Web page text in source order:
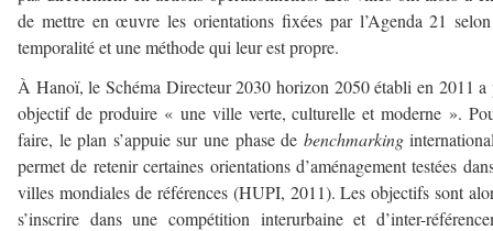
de mettre en œuvre les orientations fixées par l’Agenda 21
temporalité et une méthode qui leur est propre.
À Hanoï, le Schéma Directeur 2030 horizon 2050 établi en 2011 a
objectif de produire « une ville verte, culturelle et moderne ».
faire, le plan s’appuie sur une phase de benchmarking
permet de retenir certaines orientations d’aménagement testées
villes mondiales de références (HUPI, 2011). Les objectifs sont
s’inscrire dans une compétition interurbaine et d’inter-